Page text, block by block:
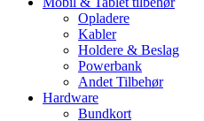
Opladere
Kabler
Holdere & Beslag
Powerbank
Andet Tilbehør
Hardware
Bundkort